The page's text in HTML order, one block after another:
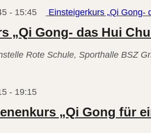
eine
Gesundheit“
„Qi Gong- das Hui
- 15:45 Einsteigerkurs „Qi Gong-
Rote Schule, Sporthalle BSZ
„Qi Gong für
- 19:15
Gong